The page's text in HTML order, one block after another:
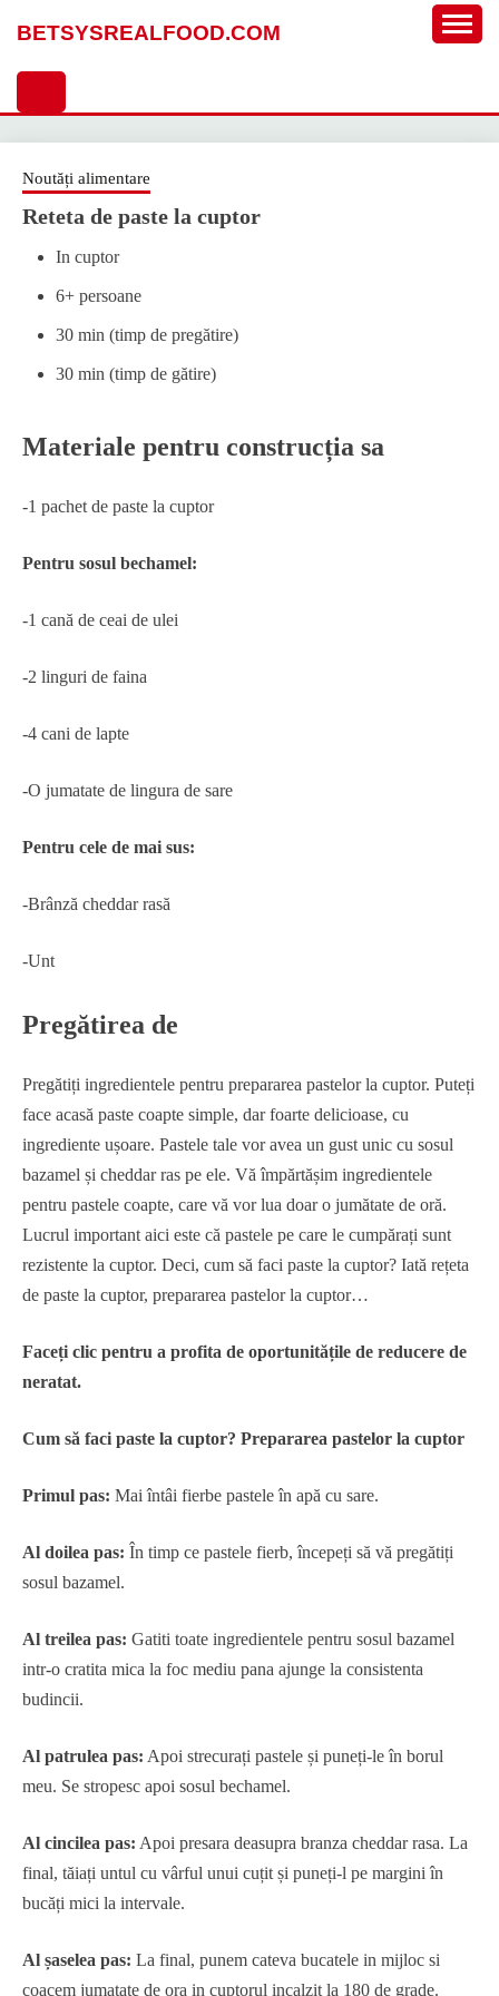
BETSYSREALFOOD.COM
Noutăți alimentare
Reteta de paste la cuptor
In cuptor
6+ persoane
30 min (timp de pregătire)
30 min (timp de gătire)
Materiale pentru construcția sa
-1 pachet de paste la cuptor
Pentru sosul bechamel:
-1 cană de ceai de ulei
-2 linguri de faina
-4 cani de lapte
-O jumatate de lingura de sare
Pentru cele de mai sus:
-Brânză cheddar rasă
-Unt
Pregătirea de
Pregătiți ingredientele pentru prepararea pastelor la cuptor. Puteți
face acasă paste coapte simple, dar foarte delicioase, cu
ingrediente ușoare. Pastele tale vor avea un gust unic cu sosul
bazamel și cheddar ras pe ele. Vă împărtășim ingredientele
pentru pastele coapte, care vă vor lua doar o jumătate de oră.
Lucrul important aici este că pastele pe care le cumpărați sunt
rezistente la cuptor. Deci, cum să faci paste la cuptor? Iată rețeta
de paste la cuptor, prepararea pastelor la cuptor…
Faceți clic pentru a profita de oportunitățile de reducere de
neratat.
Cum să faci paste la cuptor? Prepararea pastelor la cuptor
Primul pas: Mai întâi fierbe pastele în apă cu sare.
Al doilea pas: În timp ce pastele fierb, începeți să vă pregătiți
sosul bazamel.
Al treilea pas: Gatiti toate ingredientele pentru sosul bazamel
intr-o cratita mica la foc mediu pana ajunge la consistenta
budincii.
Al patrulea pas: Apoi strecurați pastele și puneți-le în borul
meu. Se stropesc apoi sosul bechamel.
Al cincilea pas: Apoi presara deasupra branza cheddar rasa. La
final, tăiați untul cu vârful unui cuțit și puneți-l pe margini în
bucăți mici la intervale.
Al șaselea pas: La final, punem cateva bucatele in mijloc si
coacem jumatate de ora in cuptorul incalzit la 180 de grade.